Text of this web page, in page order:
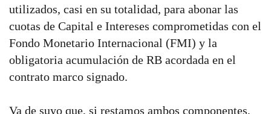
utilizados, casi en su totalidad, para abonar las
cuotas de Capital e Intereses comprometidas con el
Fondo Monetario Internacional (FMI) y la
obligatoria acumulación de RB acordada en el
contrato marco signado.
Va de suyo que, si restamos ambos componentes,